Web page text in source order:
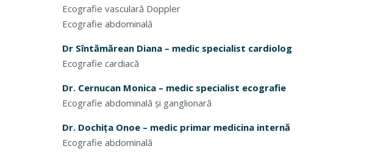
Ecografie vasculară Doppler
Ecografie abdominală
Dr Sîntămărean Diana – medic specialist cardiolog
Ecografie cardiacă
Dr. Cernucan Monica – medic specialist ecografie
Ecografie abdominală și ganglionară
Dr. Dochița Onoe – medic primar medicina internă
Ecografie abdominală